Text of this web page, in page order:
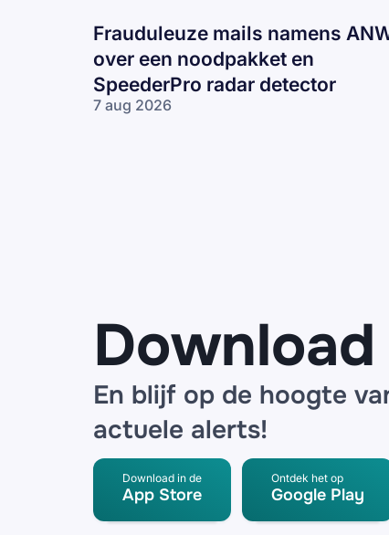
Frauduleuze mails namens
over een noodpakket en
SpeederPro radar detector
7 aug 2026
En blijf op de hoogte
actuele alerts!
Download in de
App Store
Ontdek het op
Google Play